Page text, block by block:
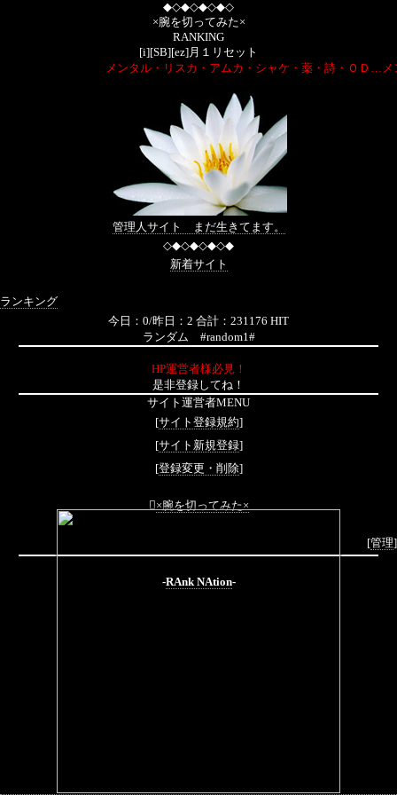
◆◇◆◇◆◇◆◇
×腕を切ってみた×
RANKING
[i][SB][ez]月１リセット
メンタル・リスカ・アムカ・シャケ・薬・詩・ＯＤ…メ
管理人サイト まだ生きてます。
◇◆◇◆◇◆◇◆
新着サイト
ランキング
今日：0/昨日：2 合計：231176 HIT
ランダム #random1#
HP運営者様必見！
是非登録してね！
サイト運営者MENU
[サイト登録規約]
[サイト新規登録]
[登録変更・削除]
×腕を切ってみた×
[管理]
-RAnk NAtion-